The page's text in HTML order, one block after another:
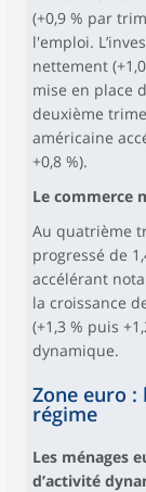
(+0,9 % par
l'emploi.
nettement
mise en place
deuxième
américaine
+0,8 %).
Le commerce
Au quatrième
progressé de
accélérant
la croissance
(+1,3 % puis
dynamique.
Zone euro
régime
Les ménages
d’activité